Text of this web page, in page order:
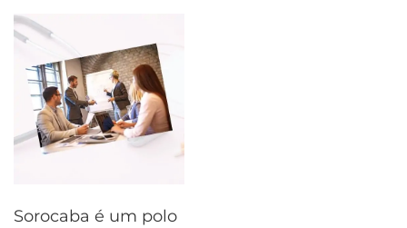
Sorocaba é um polo